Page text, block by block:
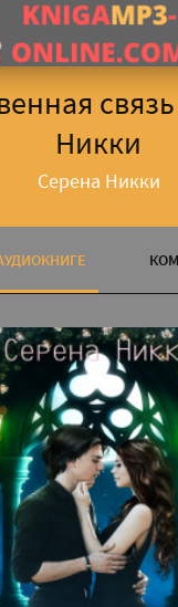
Никки
Серена Никки